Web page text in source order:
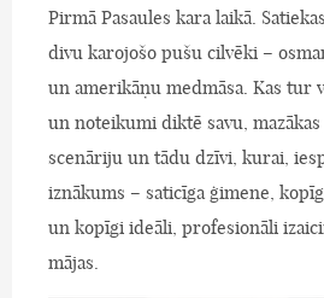
Pirmā Pasaules kara laikā.
divu karojošo pušu cilvēki –
un amerikāņu medmāsa. Kas tur
un noteikumi diktē savu,
scenāriju un tādu dzīvi, kurai,
iznākums – saticīga ģimene,
un kopīgi ideāli, profesionāli
mājas.